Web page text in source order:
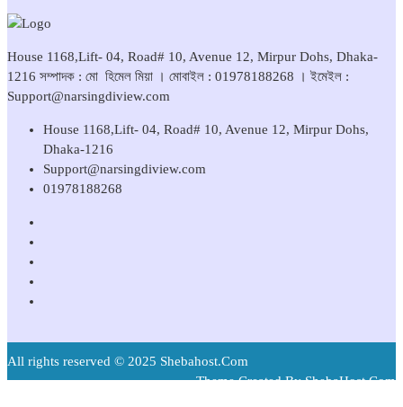
House 1168,Lift- 04, Road# 10, Avenue 12, Mirpur Dohs, Dhaka-
1216 সম্পাদক : মো হিমেল মিয়া । মোবাইল : 01978188268 । ইমেইল :
Support@narsingdiview.com
House 1168,Lift- 04, Road# 10, Avenue 12, Mirpur Dohs,
Dhaka-1216
Support@narsingdiview.com
01978188268
All rights reserved © 2025 Shebahost.Com
Theme Created By ShebaHost.Com